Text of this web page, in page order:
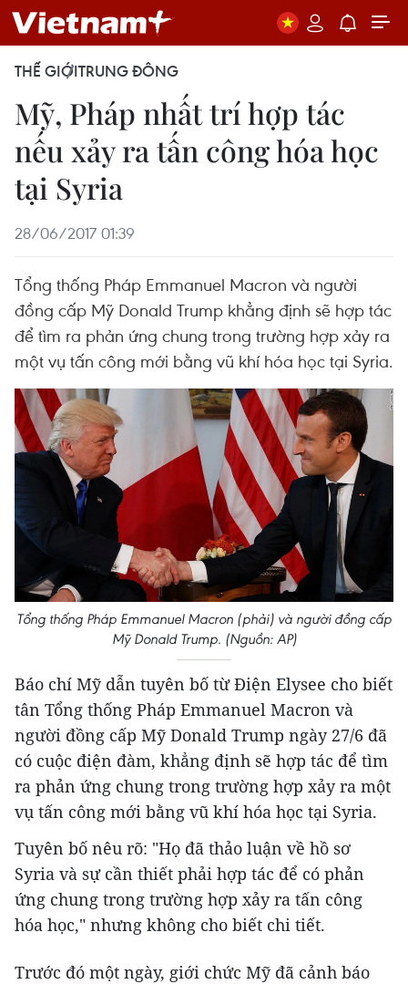
THẾ GIỚITRUNG ĐÔNG
Mỹ, Pháp nhất trí hợp tác
nếu xảy ra tấn công hóa học
tại Syria
28/06/2017 01:39
Tổng thống Pháp Emmanuel Macron và người
đồng cấp Mỹ Donald Trump khẳng định sẽ hợp tác
để tìm ra phản ứng chung trong trường hợp xảy ra
một vụ tấn công mới bằng vũ khí hóa học tại Syria.
Tổng thống Pháp Emmanuel Macron (phải) và người đồng cấp
Mỹ Donald Trump. (Nguồn: AP)
Báo chí Mỹ dẫn tuyên bố từ Điện Elysee cho biết
tân Tổng thống Pháp Emmanuel Macron và
người đồng cấp Mỹ Donald Trump ngày 27/6 đã
có cuộc điện đàm, khẳng định sẽ hợp tác để tìm
ra phản ứng chung trong trường hợp xảy ra một
vụ tấn công mới bằng vũ khí hóa học tại Syria.
Tuyên bố nêu rõ: "Họ đã thảo luận về hồ sơ
Syria và sự cần thiết phải hợp tác để có phản
ứng chung trong trường hợp xảy ra tấn công
hóa học," nhưng không cho biết chi tiết.
Trước đó một ngày, giới chức Mỹ đã cảnh báo